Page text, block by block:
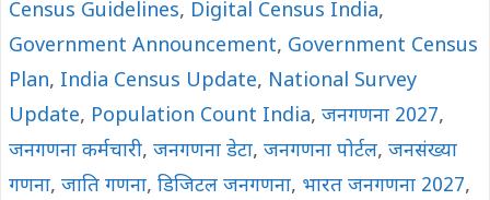
Census Guidelines, Digital Census India,
Government Announcement, Government Census
Plan, India Census Update, National Survey
Update, Population Count India, जनगणना 2027,
जनगणना कर्मचारी, जनगणना डेटा, जनगणना पोर्टल, जनसंख्या
गणना, जाति गणना, डिजिटल जनगणना, भारत जनगणना 2027,